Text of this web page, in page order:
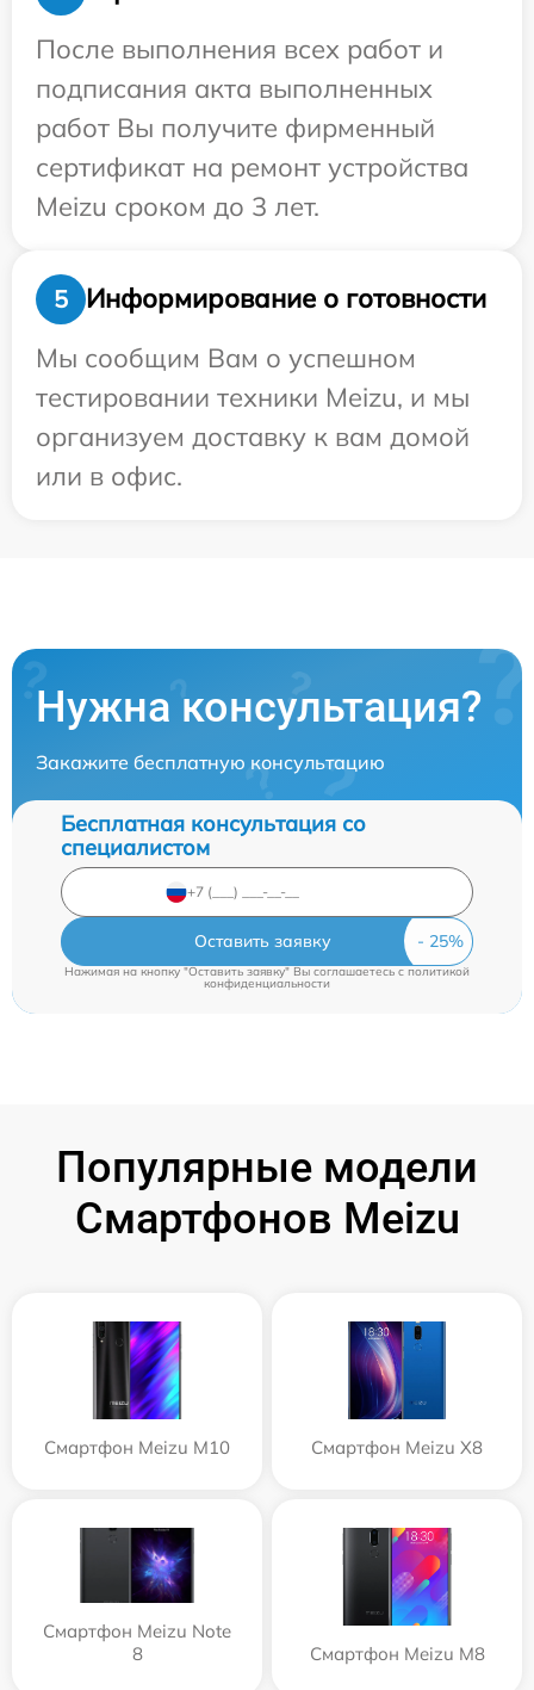
После выполнения всех работ и
подписания акта выполненных
работ Вы получите фирменный
сертификат на ремонт устройства
Meizu сроком до 3 лет.
5
Информирование о готовности
Мы сообщим Вам о успешном
тестировании техники Meizu, и мы
организуем доставку к вам домой
или в офис.
Нужна консультация?
Закажите бесплатную консультацию
Бесплатная консультация со
специалистом
Оставить заявку
Нажимая на кнопку "Оставить заявку" Вы соглашаетесь cполитикой
конфиденциальности
Популярные модели
Смартфонов Meizu
Смартфон Meizu M10 Смартфон Meizu X8
Смартфон Meizu Note
8
Смартфон Meizu M8